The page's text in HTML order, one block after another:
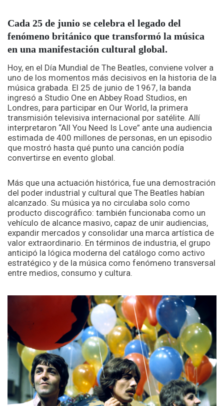
Cada 25 de junio se celebra el legado del
fenómeno británico que transformó la música
en una manifestación cultural global.
Hoy, en el Día Mundial de The Beatles, conviene volver a
uno de los momentos más decisivos en la historia de la
música grabada. El 25 de junio de 1967, la banda
ingresó a Studio One en Abbey Road Studios, en
Londres, para participar en Our World, la primera
transmisión televisiva internacional por satélite. Allí
interpretaron “All You Need Is Love” ante una audiencia
estimada de 400 millones de personas, en un episodio
que mostró hasta qué punto una canción podía
convertirse en evento global.
Más que una actuación histórica, fue una demostración
del poder industrial y cultural que The Beatles habían
alcanzado. Su música ya no circulaba solo como
producto discográfico: también funcionaba como un
vehículo de alcance masivo, capaz de unir audiencias,
expandir mercados y consolidar una marca artística de
valor extraordinario. En términos de industria, el grupo
anticipó la lógica moderna del catálogo como activo
estratégico y de la música como fenómeno transversal
entre medios, consumo y cultura.